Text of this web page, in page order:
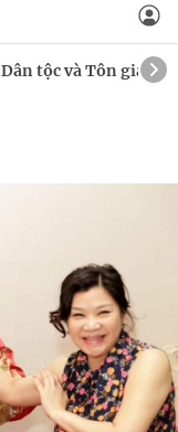
Dân tộc và Tôn giáo